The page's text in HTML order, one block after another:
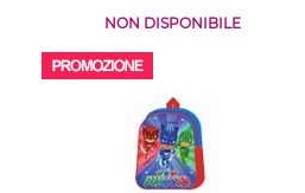
NON DISPONIBILE